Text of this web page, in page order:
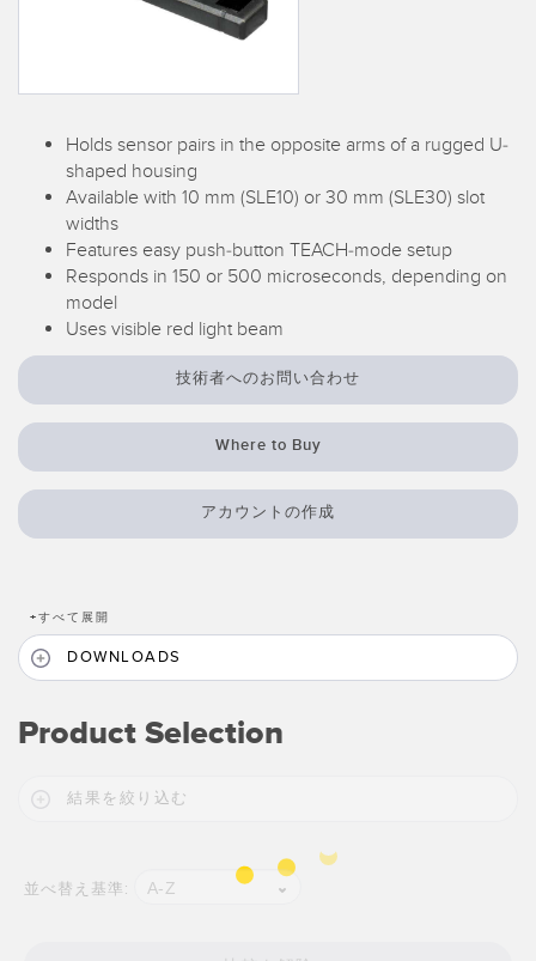
光ファイバ
スロット、ラベル、エリア検出センサ
レジマーク、カラー、およびルミネセンスセンサ
ピックトゥライトセンサ
温度 & 振動センサ
Condition Monitoring Sensors
Wireless Condition Monitoring Sensors
ACCESSORIES
付属品
コードセット
Banner Measurement Sensor Software
タンクレベルの監視
予知保全
前縁の検出
工場内通信
機械監視/総合設備効率
RELATED LINKS
Holds sensor pairs in the opposite arms of a rugged U-
shaped housing
Available with 10 mm (SLE10) or 30 mm (SLE30) slot
widths
Features easy push-button TEACH-mode setup
Responds in 150 or 500 microseconds, depending on
model
Uses visible red light beam
技術者へのお問い合わせ
Where to Buy
アカウントの作成
+すべて展開
DOWNLOADS
Product Selection
結果を絞り込む
並べ替え基準: A-Z